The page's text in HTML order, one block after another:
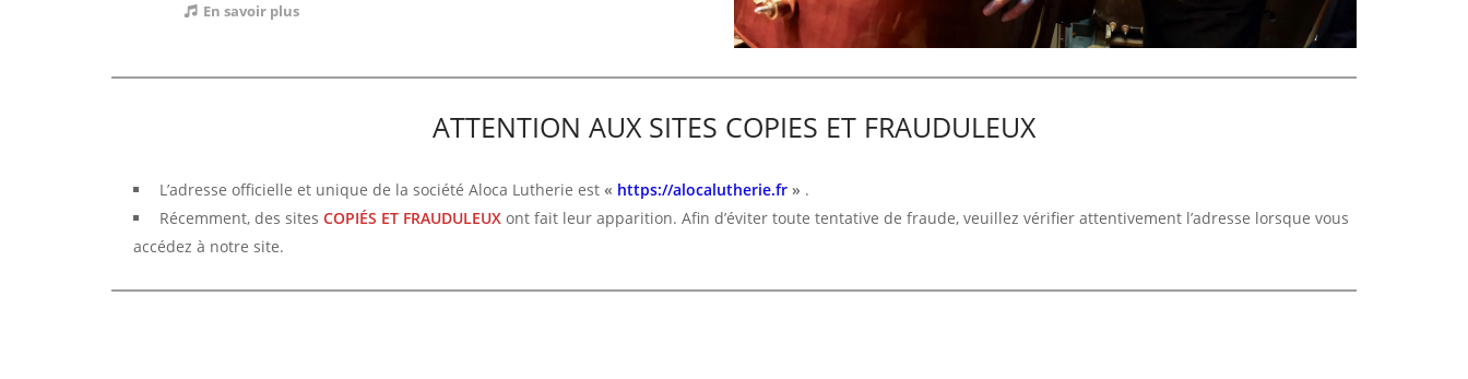
En savoir plus
ATTENTION AUX SITES COPIES ET FRAUDULEUX
L’adresse officielle et unique de la société Aloca Lutherie est « https://alocalutherie.fr » .
Récemment, des sites COPIÉS ET FRAUDULEUX ont fait leur apparition. Afin d’éviter toute tentative de fraude, veuillez vérifier attentivement l’adresse lorsque vous
accédez à notre site.